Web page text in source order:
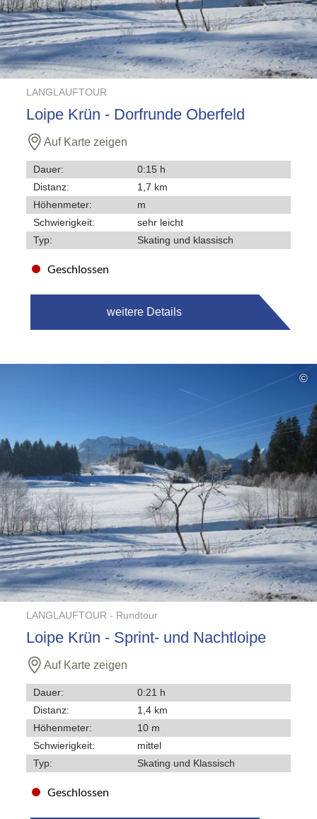
LANGLAUFTOUR
Loipe Krün - Dorfrunde Oberfeld
Auf Karte zeigen
Dauer:
0:15 h
Distanz:
1,7 km
Höhenmeter:
m
Schwierigkeit:
sehr leicht
Typ:
Skating und klassisch
Geschlossen
weitere Details
©
LANGLAUFTOUR - Rundtour
Loipe Krün - Sprint- und Nachtloipe
Auf Karte zeigen
Dauer:
0:21 h
Distanz:
1,4 km
Höhenmeter:
10 m
Schwierigkeit:
mittel
Typ:
Skating und Klassisch
Geschlossen